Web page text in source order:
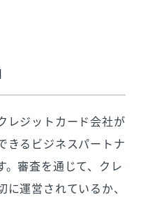
レジットカード会社が
きるビジネスパートナ
。審査を通じて、クレ
運営されているか、